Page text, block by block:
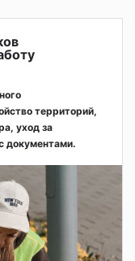
территорий,
уход за
документами.